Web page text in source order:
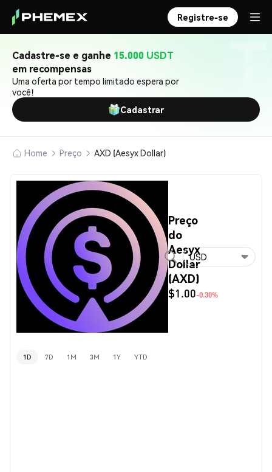
Registre-se
Cadastre-se e ganhe 15.000 USDT
em recompensas
Uma oferta por tempo limitado espera por
você!
Cadastrar
Home Preço AXD (Aesyx Dollar)
Preço
do
Aesyx
Dollar
(AXD)
$1.00-0.30%
USD
1D 7D 1M 3M 1Y YTD